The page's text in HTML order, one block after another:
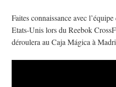
Faites connaissance avec
Etats-Unis lors du Reebok
déroulera au Caja Mágica à